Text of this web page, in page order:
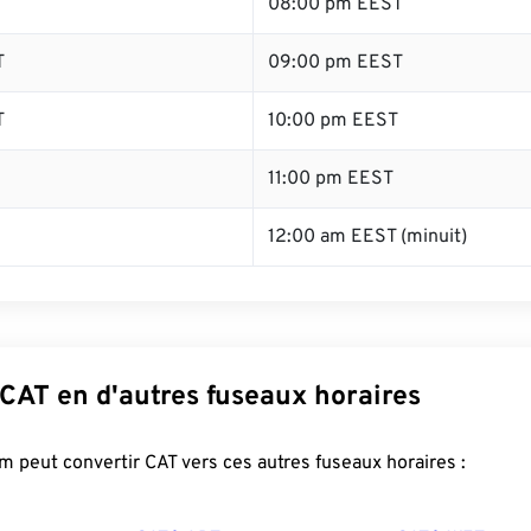
08:00 pm EEST
09:00 pm EEST
10:00 pm EEST
11:00 pm EEST
12:00 am EEST (minuit)
en d'autres fuseaux horaires
peut convertir CAT vers ces autres fuseaux horaires :